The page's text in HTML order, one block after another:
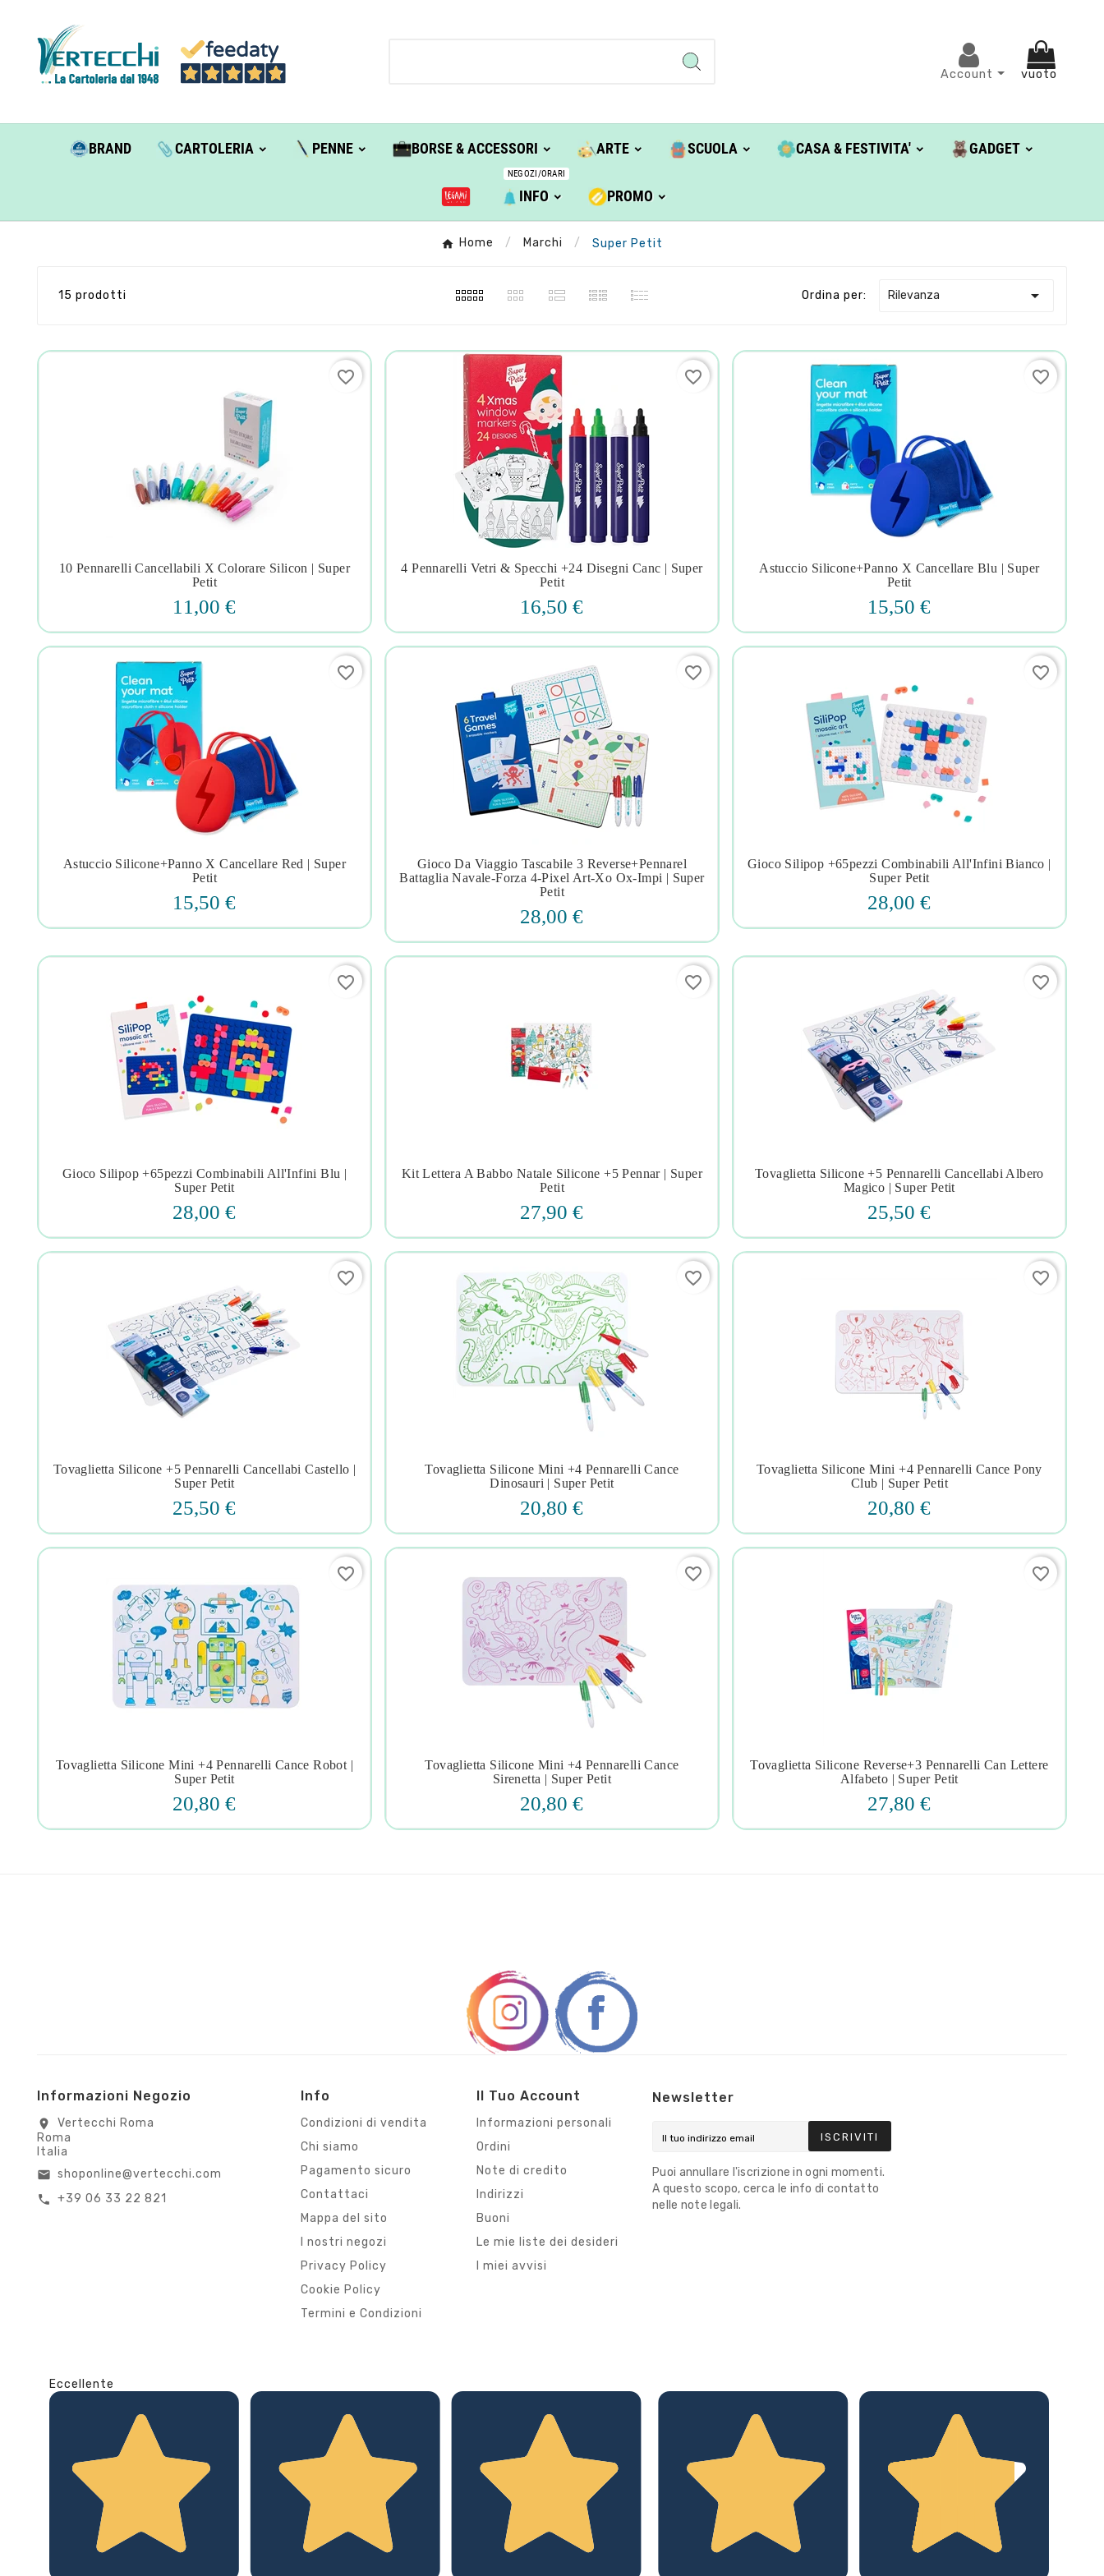
Account vuoto
BRAND CARTOLERIA PENNE BORSE & ACCESSORI ARTE SCUOLA CASA & FESTIVITA' GADGET
INFO
NEGOZI/ORARI
PROMO
Home Marchi Super Petit
15 prodotti Ordina per: Rilevanza 
 
10 Pennarelli Cancellabili X Colorare Silicon | Super
Petit
11,00 €
favorite_border
  
4 Pennarelli Vetri & Specchi +24 Disegni Canc | Super
Petit
16,50 €
favorite_border
 
Astuccio Silicone+panno X Cancellare Blu | Super
Petit
15,50 €
favorite_border
 
Astuccio Silicone+panno X Cancellare Red | Super
Petit
15,50 €
favorite_border
   
Gioco Da Viaggio Tascabile 3 Reverse+pennarel
Battaglia Navale-Forza 4-Pixel Art-Xo Ox-Impi | Super
Petit
28,00 €
favorite_border
  
Gioco Silipop +65pezzi Combinabili All'Infini Bianco |
Super Petit
28,00 €
favorite_border
 
Gioco Silipop +65pezzi Combinabili All'Infini Blu |
Super Petit
28,00 €
favorite_border
 
Kit Lettera A Babbo Natale Silicone +5 Pennar | Super
Petit
27,90 €
favorite_border
   
Tovaglietta Silicone +5 Pennarelli Cancellabi Albero
Magico | Super Petit
25,50 €
favorite_border
 
Tovaglietta Silicone +5 Pennarelli Cancellabi Castello |
Super Petit
25,50 €
favorite_border
   
Tovaglietta Silicone Mini +4 Pennarelli Cance
Dinosauri | Super Petit
20,80 €
favorite_border
   
Tovaglietta Silicone Mini +4 Pennarelli Cance Pony
Club | Super Petit
20,80 €
favorite_border
 
Tovaglietta Silicone Mini +4 Pennarelli Cance Robot |
Super Petit
20,80 €
favorite_border
   
Tovaglietta Silicone Mini +4 Pennarelli Cance
Sirenetta | Super Petit
20,80 €
favorite_border
   
Tovaglietta Silicone Reverse+3 Pennarelli Can Lettere
Alfabeto | Super Petit
27,80 €
favorite_border
Informazioni Negozio
location_on
Vertecchi Roma
Roma
Italia
email shoponline@vertecchi.com
call +39 06 33 22 821
Info
Condizioni di vendita
Chi siamo
Pagamento sicuro
Contattaci
Mappa del sito
I nostri negozi
Privacy Policy
Cookie Policy
Termini e Condizioni
Il Tuo Account
Informazioni personali
Ordini
Note di credito
Indirizzi
Buoni
Le mie liste dei desideri
I miei avvisi
Newsletter
ISCRIVITI
Puoi annullare l'iscrizione in ogni momenti.
A questo scopo, cerca le info di contatto
nelle note legali.
Eccellente